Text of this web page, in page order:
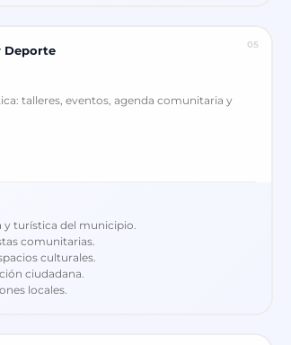
05
Deporte
talleres, eventos, agenda comunitaria y
turística del municipio.
comunitarias.
culturales.
ciudadana.
locales.